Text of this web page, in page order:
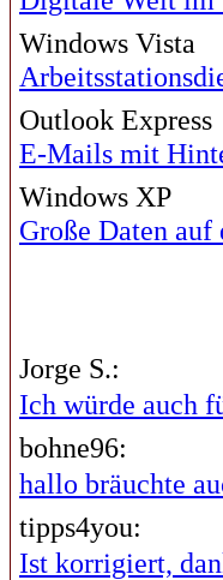
Windows Vista
Outlook Express
E-Mails mit
Windows XP
Große Daten
Jorge S.:
Ich würde auch
bohne96:
hallo bräuchte
tipps4you:
Ist korrigiert,